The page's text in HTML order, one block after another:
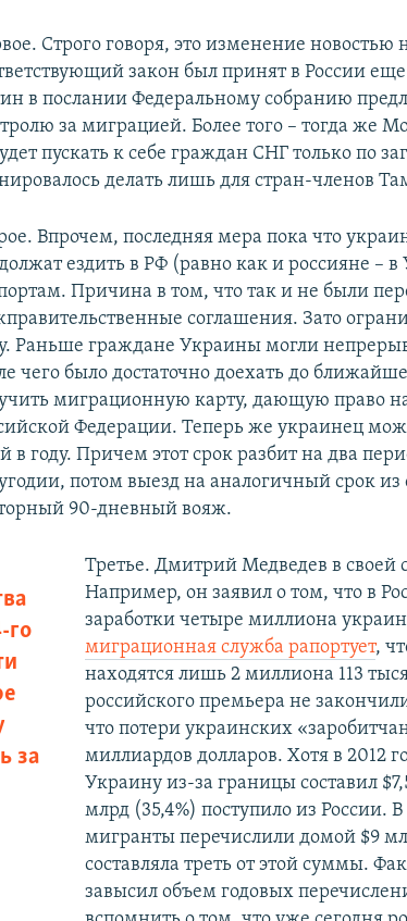
Строго говоря, это изменение новостью
закон был принят в России еще
в послании Федеральному собранию
за миграцией. Более того – тогда же
пускать к себе граждан СНГ только по
делать лишь для стран-членов
Впрочем, последняя мера пока что
ездить в РФ (равно как и россияне –
Причина в том, что так и не были
соглашения. Зато
Раньше граждане Украины могли
чего было достаточно доехать до
миграционную карту, дающую право
Федерации. Теперь же украинец
в году. Причем этот срок разбит на два
потом выезд на аналогичный срок из
90-дневный вояж.
го
за
Третье. Дмитрий Медведев в своей
Например, он заявил о том, что в
заработки четыре миллиона
миграционная служба рапортует,
находятся лишь 2 миллиона 113
российского премьера не
что потери украинских
миллиардов долларов. Хотя в 2012
Украину из-за границы составил
млрд (35,4%) поступило из России.
мигранты перечислили домой $9
составляла треть от этой суммы.
завысил объем годовых